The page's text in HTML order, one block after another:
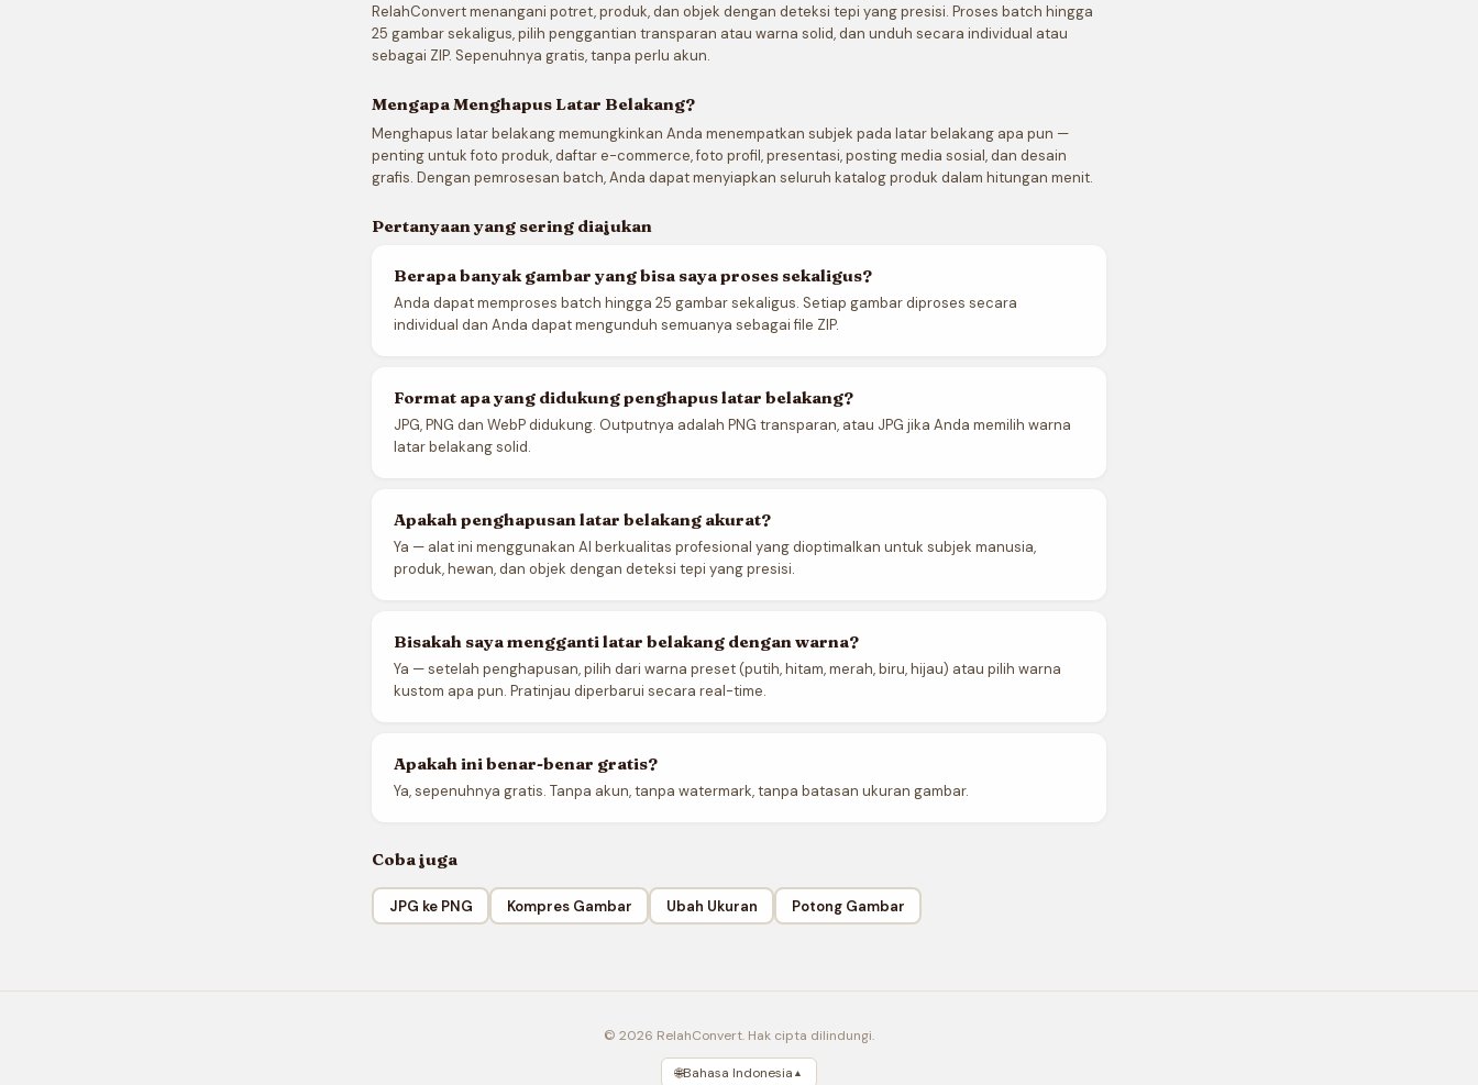
RelahConvert menangani potret, produk, dan objek dengan deteksi tepi yang presisi. Proses batch hingga
25 gambar sekaligus, pilih penggantian transparan atau warna solid, dan unduh secara individual atau
sebagai ZIP. Sepenuhnya gratis, tanpa perlu akun.
Mengapa Menghapus Latar Belakang?
Menghapus latar belakang memungkinkan Anda menempatkan subjek pada latar belakang apa pun —
penting untuk foto produk, daftar e-commerce, foto profil, presentasi, posting media sosial, dan desain
grafis. Dengan pemrosesan batch, Anda dapat menyiapkan seluruh katalog produk dalam hitungan menit.
Pertanyaan yang sering diajukan
Berapa banyak gambar yang bisa saya proses sekaligus?
Anda dapat memproses batch hingga 25 gambar sekaligus. Setiap gambar diproses secara
individual dan Anda dapat mengunduh semuanya sebagai file ZIP.
Format apa yang didukung penghapus latar belakang?
JPG, PNG dan WebP didukung. Outputnya adalah PNG transparan, atau JPG jika Anda memilih warna
latar belakang solid.
Apakah penghapusan latar belakang akurat?
Ya — alat ini menggunakan AI berkualitas profesional yang dioptimalkan untuk subjek manusia,
produk, hewan, dan objek dengan deteksi tepi yang presisi.
Bisakah saya mengganti latar belakang dengan warna?
Ya — setelah penghapusan, pilih dari warna preset (putih, hitam, merah, biru, hijau) atau pilih warna
kustom apa pun. Pratinjau diperbarui secara real-time.
Apakah ini benar-benar gratis?
Ya, sepenuhnya gratis. Tanpa akun, tanpa watermark, tanpa batasan ukuran gambar.
Coba juga
JPG ke PNG Kompres Gambar Ubah Ukuran Potong Gambar
© 2026 RelahConvert. Hak cipta dilindungi.
🌐Bahasa Indonesia ▲